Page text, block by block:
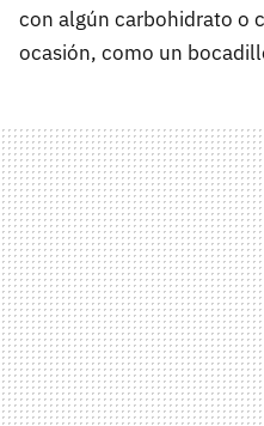
con algún carbohidrato o
ocasión, como un